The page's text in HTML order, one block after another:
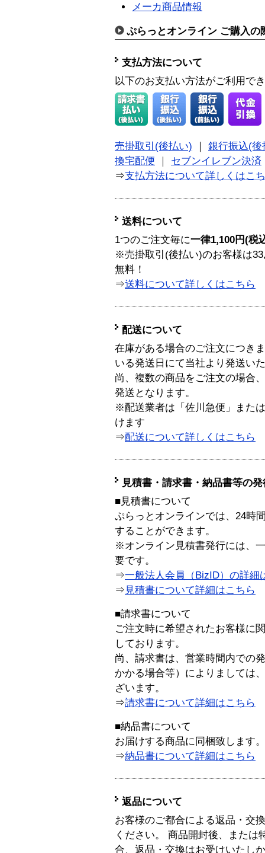
メーカ商品情報
ぷらっとオンライン ご購入の
支払方法について
以下のお支払い方法がご利用で
売掛取引(後払い)
銀行振込(後
換宅配便
セブンイレブン決済
⇒支払方法について詳しくはこ
送料について
1つのご注文毎に一律1,100円(税
※売掛取引(後払い)のお客様は
無料！
⇒送料について詳しくはこちら
配送について
在庫がある場合のご注文につき
いる発送日にて当社より発送い
尚、複数の商品をご注文の場合
発送となります。
※配送業者は「佐川急便」また
けます
⇒配送について詳しくはこちら
見積書・請求書・納品書等の
■見積書について
ぷらっとオンラインでは、24時
することができます。
※オンライン見積書発行には、
要です。
⇒一般法人会員（BizID）の詳細
⇒ 見積書について詳細はこちら
■請求書について
ご注文時に希望されたお客様に
しております。
尚、請求書は、営業時間内での
かかる場合等）によりましては
ざいます。
⇒請求書について詳細はこちら
■納品書について
お届けする商品に同梱致します。
⇒納品書について詳細はこちら
返品について
お客様のご都合による返品・交
ください。 商品開封後、または
合、返品・交換はお受けいたし